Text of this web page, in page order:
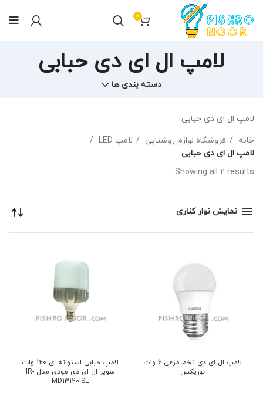
0
لامپ ال ای دی حبابی
دسته بندی ها
لامپ ال ای دی حبابی
خانه
فروشگاه لوازم روشنایی
لامپ LED
لامپ ال ای دی حبابی
Showing all 2 results
نمایش نوار کناری
لامپ ال ای دی تخم مرغی 6 وات
نوریکس
لامپ حبابی استوانه ای 120 وات
سوپر ال ای دی مودی مدل IR-
MD13120-SL